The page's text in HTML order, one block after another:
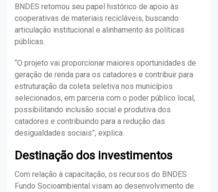
BNDES retomou seu papel histórico de apoio às
cooperativas de materiais recicláveis, buscando
articulação institucional e alinhamento às políticas
públicas.
“O projeto vai proporcionar maiores oportunidades de
geração de renda para os catadores e contribuir para
estruturação da coleta seletiva nos municípios
selecionados, em parceria com o poder público local,
possibilitando inclusão social e produtiva dos
catadores e contribuindo para a redução das
desigualdades sociais”, explica.
Destinação dos investimentos
Com relação à capacitação, os recursos do BNDES
Fundo Socioambiental visam ao desenvolvimento de